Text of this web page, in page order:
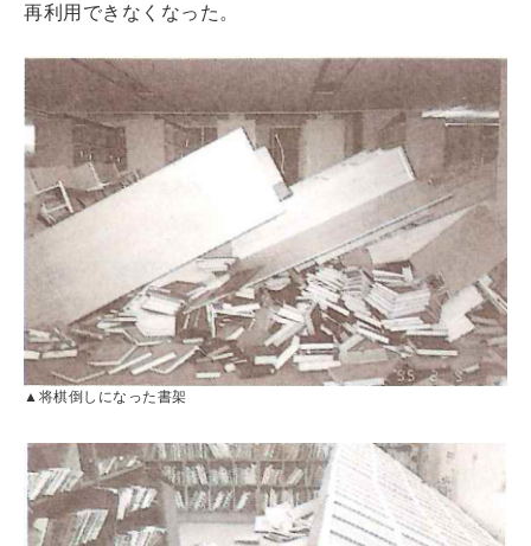
再利用できなくなった。
▲将棋倒しになった書架